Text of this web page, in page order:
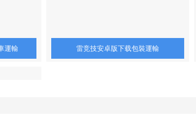
運輸 雷竞技安卓版下载包裝運輸